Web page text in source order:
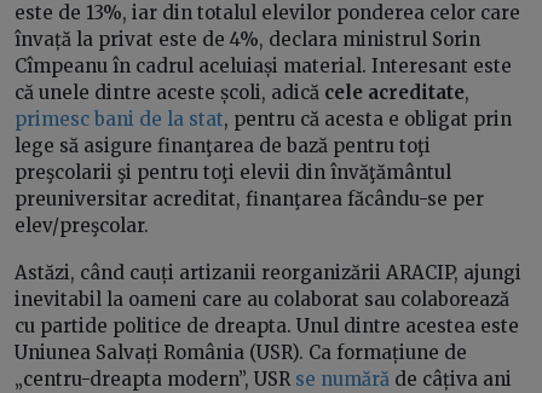
este de 13%, iar din totalul elevilor ponderea celor care
învață la privat este de 4%, declara ministrul Sorin
Cîmpeanu în cadrul aceluiași material. Interesant este
că unele dintre aceste școli, adică cele acreditate,
primesc bani de la stat, pentru că acesta e obligat prin
lege să asigure finanţarea de bază pentru toţi
preşcolarii şi pentru toţi elevii din învăţământul
preuniversitar acreditat, finanţarea făcându-se per
elev/preşcolar.
Astăzi, când cauți artizanii reorganizării ARACIP, ajungi
inevitabil la oameni care au colaborat sau colaborează
cu partide politice de dreapta. Unul dintre acestea este
Uniunea Salvați România (USR). Ca formațiune de
„centru-dreapta modern”, USR se numără de câțiva ani